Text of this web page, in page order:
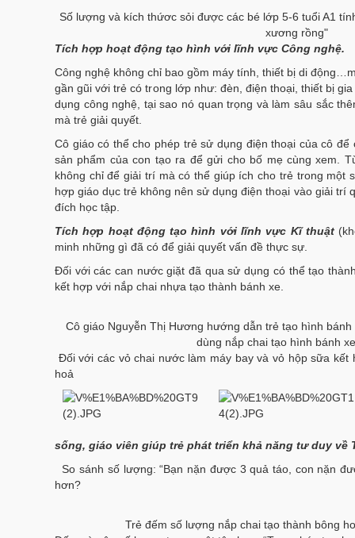
Số lượng và kích thứơc sỏi được các bé lớp 5-6 tuổi A1
xương rồng"
Tích hợp hoạt động tạo hình với lĩnh vực Công nghệ.
Công nghệ không chỉ bao gồm máy tính, thiết bị di
gần gũi với trẻ có trong lớp như: đèn, điện thoại, thiết bị
dụng công nghệ, tại sao nó quan trọng và làm sâu sắc
mà trẻ giải quyết.
Cô giáo có thể cho phép trẻ sử dụng điện thoại của cô
sản phẩm của con tạo ra để gửi cho bố mẹ cùng xem.
không chỉ để giải trí mà có thể giúp ích cho trẻ trong một
hợp giáo dục trẻ không nên sử dụng điện thoại vào giải trí
đích học tập.
Tích hợp hoạt động tạo hình với lĩnh vực Kĩ thuật
minh những gì đã có để giải quyết vấn đề thực sự.
Đối với các can nước giặt đã qua sử dụng có thể tạo
kết hợp với nắp chai nhựa tạo thành bánh xe.
Cô giáo Nguyễn Thị Hương hướng dẫn trẻ tạo hình
dùng nắp chai tạo hình bánh
Đối với các vỏ chai nước làm máy bay và vỏ hộp sữa kết
hoả
sống, giáo viên giúp trẻ phát triển khả năng tư duy về
So sánh số lượng: “Bạn nặn được 3 quả táo, con nặn
hơn?
Trẻ đếm số lượng nắp chai tạo thành bông